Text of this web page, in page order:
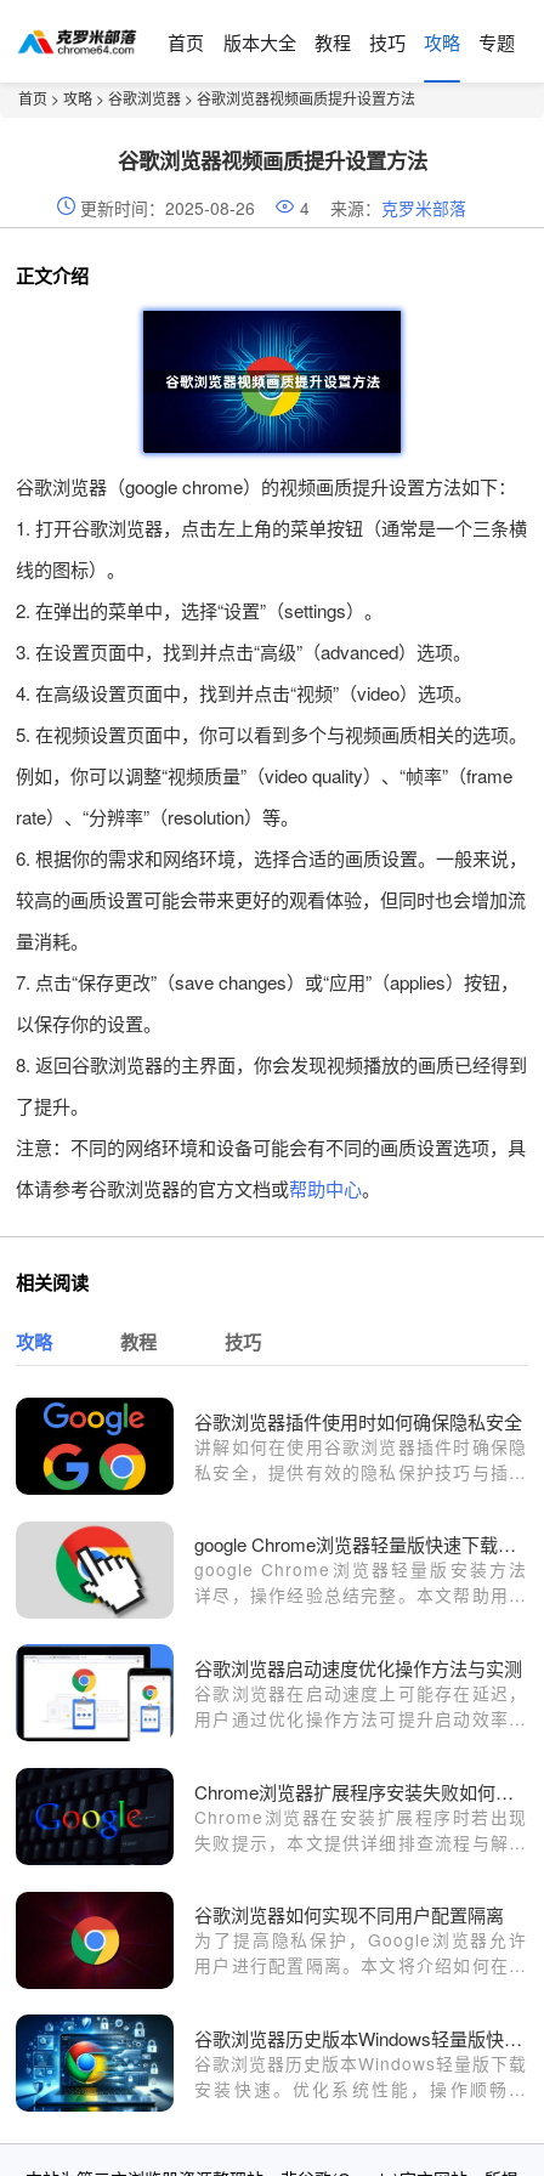
首页 版本大全 教程 技巧 攻略 专题
首页 > 攻略 > 谷歌浏览器 > 谷歌浏览器视频画质提升设置方法
谷歌浏览器视频画质提升设置方法
更新时间：2025-08-26 4 来源： 克罗米部落
正文介绍
谷歌浏览器（google chrome）的视频画质提升设置方法如下：
1. 打开谷歌浏览器，点击左上角的菜单按钮（通常是一个三条横
线的图标）。
2. 在弹出的菜单中，选择“设置”（settings）。
3. 在设置页面中，找到并点击“高级”（advanced）选项。
4. 在高级设置页面中，找到并点击“视频”（video）选项。
5. 在视频设置页面中，你可以看到多个与视频画质相关的选项。
例如，你可以调整“视频质量”（video quality）、“帧率”（frame
rate）、“分辨率”（resolution）等。
6. 根据你的需求和网络环境，选择合适的画质设置。一般来说，
较高的画质设置可能会带来更好的观看体验，但同时也会增加流
量消耗。
7. 点击“保存更改”（save changes）或“应用”（applies）按钮，
以保存你的设置。
8. 返回谷歌浏览器的主界面，你会发现视频播放的画质已经得到
了提升。
注意：不同的网络环境和设备可能会有不同的画质设置选项，具
体请参考谷歌浏览器的官方文档或帮助中心。
相关阅读
攻略 教程 技巧
谷歌浏览器插件使用时如何确保隐私安全
讲解如何在使用谷歌浏览器插件时确保隐
私安全，提供有效的隐私保护技巧与插件
google Chrome浏览器轻量版快速下载安装操作方法
google Chrome浏览器轻量版安装方法
详尽，操作经验总结完整。本文帮助用户
谷歌浏览器启动速度优化操作方法与实测
谷歌浏览器在启动速度上可能存在延迟，
用户通过优化操作方法可提升启动效率。
Chrome浏览器扩展程序安装失败如何处理
Chrome浏览器在安装扩展程序时若出现
失败提示，本文提供详细排查流程与解决
谷歌浏览器如何实现不同用户配置隔离
为了提高隐私保护，Google浏览器允许
用户进行配置隔离。本文将介绍如何在浏
谷歌浏览器历史版本Windows轻量版快速下载安装方法
谷歌浏览器历史版本Windows轻量版下载
安装快速。优化系统性能，操作顺畅高
验。